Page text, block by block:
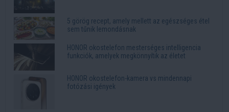
5 görög recept, amely mellett az egészséges étel
sem tűnik lemondásnak
HONOR okostelefon mesterséges intelligencia
funkciók, amelyek megkönnyítik az életet
HONOR okostelefon-kamera vs mindennapi
fotózási igények